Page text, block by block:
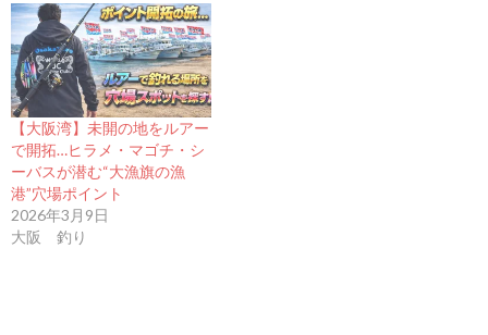
【大阪湾】未開の地をルアー
で開拓…ヒラメ・マゴチ・シ
ーバスが潜む“大漁旗の漁
港”穴場ポイント
2026年3月9日
大阪 釣り